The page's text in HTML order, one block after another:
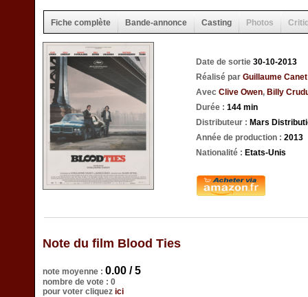
Fiche complète Bande-annonce Casting Photos
Date de sortie 30-10-2013
Réalisé par Guillaume Canet
Avec Clive Owen, Billy
Durée : 144 min
Distributeur : Mars
Année de production : 2013
Nationalité : Etats-Unis
Note du film Blood Ties
note moyenne : 0.00 / 5
nombre de vote : 0
pour voter cliquez ici